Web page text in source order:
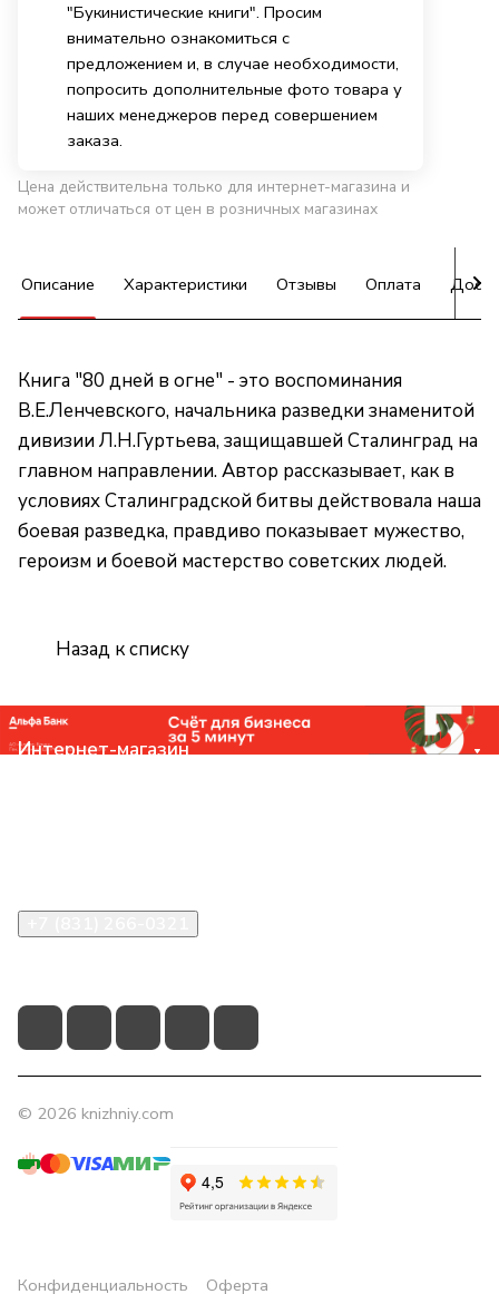
"Букинистические книги". Просим
внимательно ознакомиться с
предложением и, в случае необходимости,
попросить дополнительные фото товара у
наших менеджеров перед совершением
заказа.
Цена действительна только для интернет-магазина и
может отличаться от цен в розничных магазинах
Описание Характеристики Отзывы Оплата
Книга "80 дней в огне" - это воспоминания
В.Е.Ленчевского, начальника разведки знаменитой
дивизии Л.Н.Гуртьева, защищавшей Сталинград на
главном направлении. Автор рассказывает, как в
условиях Сталинградской битвы действовала наша
боевая разведка, правдиво показывает мужество,
героизм и боевой мастерство советских людей.
Назад к списку
Интернет-магазин
© 2026 knizhniy.com
Конфиденциальность Оферта